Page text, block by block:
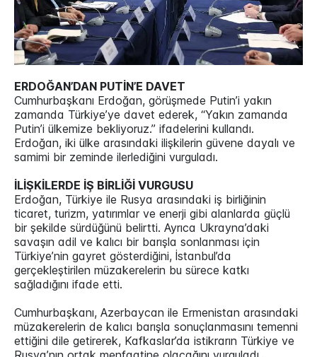
ERDOĞAN’DAN PUTİN’E DAVET
Cumhurbaşkanı Erdoğan, görüşmede Putin’i yakın
zamanda Türkiye’ye davet ederek, “Yakın zamanda
Putin’i ülkemize bekliyoruz.” ifadelerini kullandı.
Erdoğan, iki ülke arasındaki ilişkilerin güvene dayalı ve
samimi bir zeminde ilerlediğini vurguladı.
İLİŞKİLERDE İŞ BİRLİĞİ VURGUSU
Erdoğan, Türkiye ile Rusya arasındaki iş birliğinin
ticaret, turizm, yatırımlar ve enerji gibi alanlarda güçlü
bir şekilde sürdüğünü belirtti. Ayrıca Ukrayna’daki
savaşın adil ve kalıcı bir barışla sonlanması için
Türkiye’nin gayret gösterdiğini, İstanbul’da
gerçekleştirilen müzakerelerin bu sürece katkı
sağladığını ifade etti.
Cumhurbaşkanı, Azerbaycan ile Ermenistan arasındaki
müzakerelerin de kalıcı barışla sonuçlanmasını temenni
ettiğini dile getirerek, Kafkaslar’da istikrarın Türkiye ve